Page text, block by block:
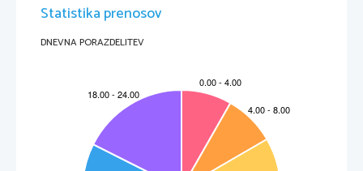
Statistika prenosov
DNEVNA PORAZDELITEV